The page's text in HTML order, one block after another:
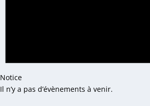
Notice
Il n’y a pas d’évènements à venir.